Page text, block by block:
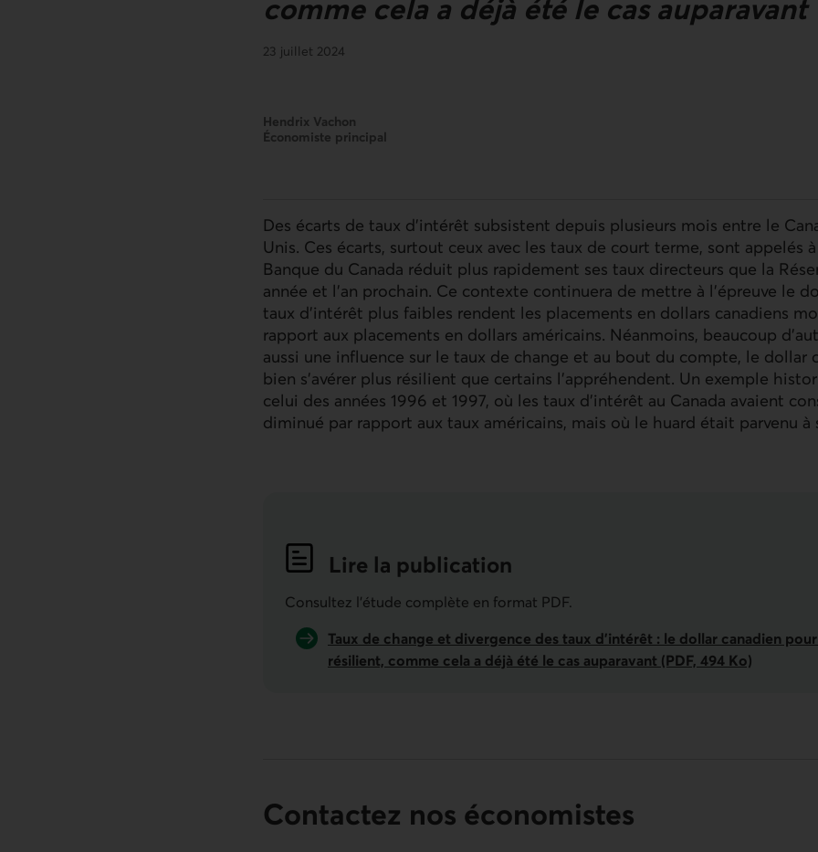
comme cela a déjà été le cas auparavant
23 juillet 2024
Hendrix Vachon
Économiste principal
Des écarts de taux d’intérêt subsistent depuis plusieurs mois entre le
Unis. Ces écarts, surtout ceux avec les taux de court terme, sont appelés à
Banque du Canada réduit plus rapidement ses taux directeurs que la
année et l’an prochain. Ce contexte continuera de mettre à l’épreuve le
taux d’intérêt plus faibles rendent les placements en dollars canadiens
rapport aux placements en dollars américains. Néanmoins, beaucoup
aussi une influence sur le taux de change et au bout du compte, le dollar
bien s’avérer plus résilient que certains l’appréhendent. Un exemple
celui des années 1996 et 1997, où les taux d’intérêt au Canada avaient
diminué par rapport aux taux américains, mais où le huard était parvenu à
Lire la publication
Indicateurs économiques de la semaine du 18
Consultez l'étude complète en format PDF.
Taux de change et divergence des taux d’intérêt : le dollar canadien
résilient, comme cela a déjà été le cas auparavant (PDF, 494 Ko)
Contactez nos économistes